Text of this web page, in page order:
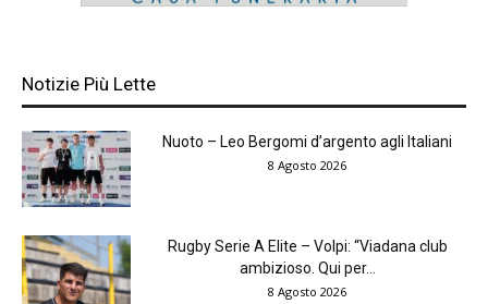
Notizie Più Lette
Nuoto – Leo Bergomi d’argento agli Italiani
8 Agosto 2026
Rugby Serie A Elite – Volpi: “Viadana club
ambizioso. Qui per...
8 Agosto 2026